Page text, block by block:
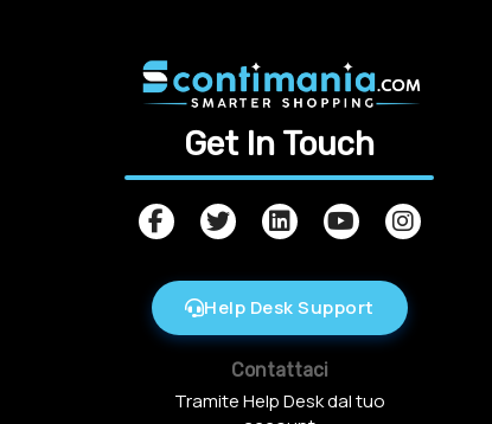
Get In Touch
Help Desk Support
Contattaci
Tramite Help Desk dal tuo